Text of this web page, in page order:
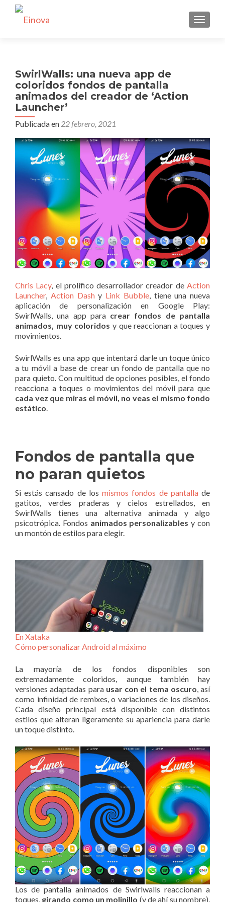
SwirlWalls: una nueva app de
coloridos fondos de pantalla
animados del creador de ‘Action
Launcher’
Publicada en 22 febrero, 2021
Chris Lacy, el prolífico desarrollador creador de Action
Launcher, Action Dashy Link Bubble, tiene una nueva
aplicación de personalización en Google Play:
SwirlWalls, una app para crear fondos de pantalla
animados, muy coloridos y que reaccionan a toques y
movimientos.
SwirlWalls es una app que intentará darle un toque único
a tu móvil a base de crear un fondo de pantalla que no
para quieto. Con multitud de opciones posibles, el fondo
reacciona a toques o movimientos del móvil para que
cada vez que miras el móvil, no veas el mismo fondo
estático
Fondos de pantalla que
no paran quietos
Si estás cansado de losmismos fondos de pantallade
gatitos, verdes praderas y cielos estrellados, en
SwirlWalls tienes una alternativa animada y algo
psicotrópica. Fondos animados personalizables y con
un montón de estilos para elegir.
En Xataka
Cómo personalizar Android al máximo
La mayoría de los fondos disponibles son
extremadamente coloridos, aunque también hay
versiones adaptadas para usar con el tema oscuro , así
como infinidad de remixes, o variaciones de los diseños.
Cada diseño principal está disponible con distintos
estilos que alteran ligeramente su apariencia para darle
un toque distinto.
Los de pantalla animados de Swirlwalls reaccionan a
toques, girando como un molinillo (y de ahí su nombre).